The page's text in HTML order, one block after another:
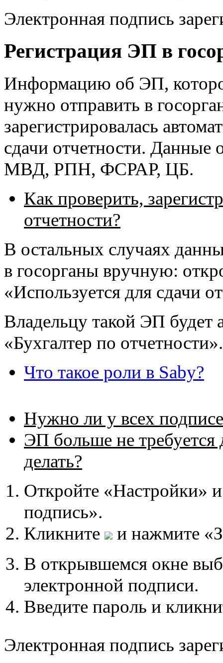
Электронная подпись
Регистрация ЭП в
Информацию об ЭП,
нужно отправить в
зарегистрировалась
сдачи отчетности.
МВД, РПН, ФСРАР, ЦБ.
Как проверить,
отчетности?
В остальных случаях
в госорганы вручную:
«Используется для сдачи
Владельцу такой ЭП будет
«Бухгалтер по отчетности».
Что такое роли в Saby?
Нужно ли у всех
ЭП больше не требуется
делать?
Откройте «Настройки»
подпись».
Кликните
и нажмите
В открывшемся окне
электронной подписи.
Введите пароль и
Электронная подпись